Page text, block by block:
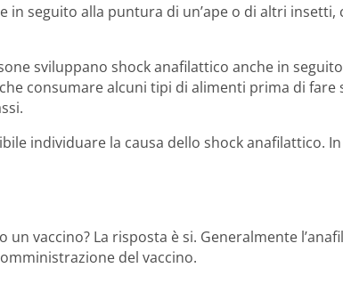
in seguito alla puntura di un’ape o di altri insetti,
sviluppano shock anafilattico anche in
consumare alcuni tipi di alimenti prima di fare
individuare la causa dello shock anafilattico.
vaccino? La risposta è si. Generalmente
del vaccino.